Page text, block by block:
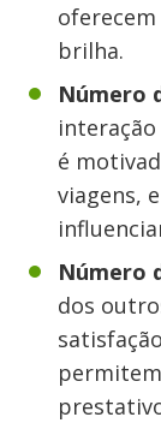
brilha.
Número
é
viagens,
Número
dos